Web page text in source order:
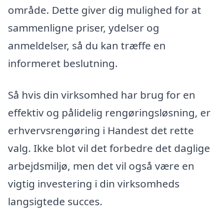
område. Dette giver dig mulighed for at
sammenligne priser, ydelser og
anmeldelser, så du kan træffe en
informeret beslutning.
Så hvis din virksomhed har brug for en
effektiv og pålidelig rengøringsløsning, er
erhvervsrengøring i Handest det rette
valg. Ikke blot vil det forbedre det daglige
arbejdsmiljø, men det vil også være en
vigtig investering i din virksomheds
langsigtede succes.